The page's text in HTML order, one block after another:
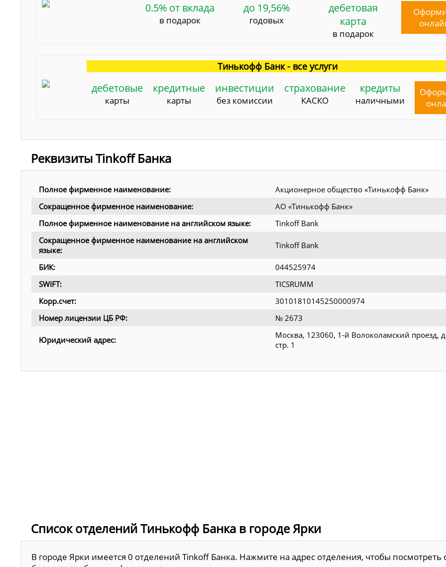
0.5% от вклада
в подарок
до 19,56%
годовых
дебетовая
карта
в подарок
Тинькофф Банк - все услуги
дебетовые
карты
кредитные
карты
инвестиции
без комиссии
страхование
КАСКО
кредиты
наличными
Реквизиты Tinkoff Банка
Полное фирменное наименование:
Акционерное общество «Тинькофф Банк»
Сокращенное фирменное наименование:
АО «Тинькофф Банк»
Полное фирменное наименование на английском языке:
Tinkoff Bank
Сокращенное фирменное наименование на английском
языке:
Tinkoff Bank
БИК:
044525974
SWIFT:
TICSRUMM
Корр.счет:
30101810145250000974
Номер лицензии ЦБ РФ:
№ 2673
Юридический адрес:
Москва, 123060, 1-й Волоколамский проезд,
стр. 1
Список отделений Тинькофф Банка в городе Ярки
В городе Ярки имеется 0 отделений Tinkoff Банка. Нажмите на адрес отделения, чтобы посмотреть